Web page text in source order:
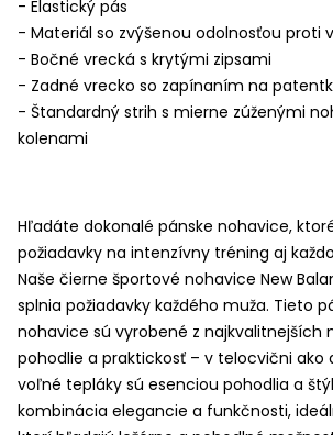
- Elastický pás
- Materiál so zvýšenou odolnosťou proti
- Bočné vrecká s krytými zipsami
- Zadné vrecko so zapínaním na
- Štandardný strih s mierne zúženými
kolenami
Hľadáte dokonalé pánske nohavice,
požiadavky na intenzívny tréning aj
Naše čierne športové nohavice New
splnia požiadavky každého muža. Tieto
nohavice sú vyrobené z najkvalitnejších
pohodlie a praktickosť – v telocvični ako
voľné tepláky sú esenciou pohodlia a
kombinácia elegancie a funkčnosti,